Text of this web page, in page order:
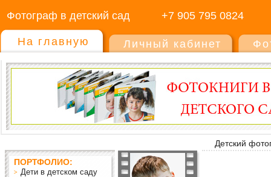
Фотограф в детский сад +7 905 795 0824
На главную Личный кабинет
Детский
ПОРТФОЛИО:
Дети в детском саду